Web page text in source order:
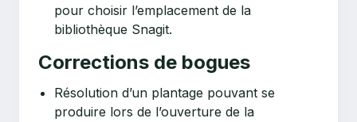
pour choisir l’emplacement de la
bibliothèque Snagit.
Corrections de bogues
Résolution d’un plantage pouvant se
produire lors de l’ouverture de la